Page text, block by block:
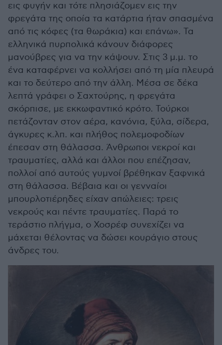
εις φυγήν και τότε πλησιάζομεν εις την
φρεγάτα της οποία τα κατάρτια ήταν σπασμένα
από τις κόφες (τα θωράκια) και επάνω». Τα
ελληνικά πυρπολικά κάνουν διάφορες
μανούβρες για να την κάψουν. Στις 3 μ.μ. το
ένα καταφέρνει να κολλήσει από τη μία πλευρά
και το δεύτερο από την άλλη. Μέσα σε δέκα
λεπτά γράφει ο Σαχτούρης, η φρεγάτα
σκόρπισε, με εκκωφαντικό κρότο. Τούρκοι
πετάζονταν στον αέρα, κανόνια, ξύλα, σίδερα,
άγκυρες κ.λπ. και πλήθος πολεμοφοδίων
έπεσαν στη θάλασσα. Άνθρωποι νεκροί και
τραυματίες, αλλά και άλλοι που επέζησαν,
πολλοί από αυτούς γυμνοί βρέθηκαν ξαφνικά
στη θάλασσα. Βέβαια και οι γενναίοι
μπουρλοτιέρηδες είχαν απώλειες: τρεις
νεκρούς και πέντε τραυματίες. Παρά το
τεράστιο πλήγμα, ο Χοσρέφ συνεχίζει να
μάχεται θέλοντας να δώσει κουράγιο στους
άνδρες του.